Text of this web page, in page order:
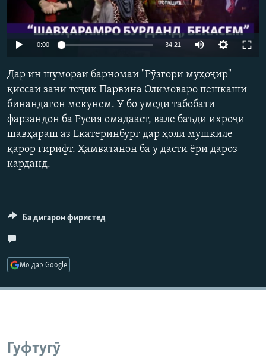
ГУЗОРИШҲОИ РАДИОӢ
Русский
Ҳамаи сомонаҳои RFE/RL
Auto 360p
720p 1080p
0:00 34:21
480p
1080p
Дар ин шумораи барномаи "Рӯзгори муҳоҷир"
қиссаи зани тоҷик Парвина Олимоваро пешкаши
бинандагон мекунем. Ӯ бо умеди табобати
фарзандон ба Русия омадааст, вале баъди ихроҷи
шавҳараш аз Екатеринбург дар ҳоли мушкиле
қарор гирифт. Ҳамватанон ба ӯ дасти ёрӣ дароз
карданд.
Ба дигарон фиристед
Мо дар Google
Гуфтугӯ